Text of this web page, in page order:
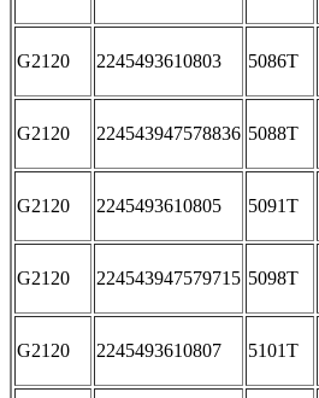
G2120 2245493610803 5086T
G2120 224543947578836 5088T
G2120 2245493610805 5091T
G2120 224543947579715 5098T
G2120 2245493610807 5101T